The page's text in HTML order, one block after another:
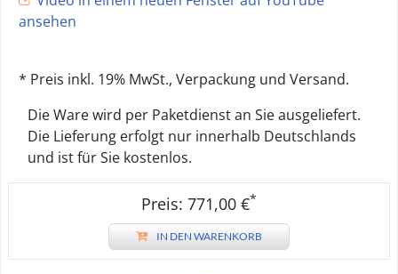
ansehen
* Preis inkl. 19% MwSt., Verpackung und Versand.
Die Ware wird per Paketdienst an Sie ausgeliefert.
Die Lieferung erfolgt nur innerhalb Deutschlands
und ist für Sie kostenlos.
Preis: 771,00 €*
IN DEN WARENKORB